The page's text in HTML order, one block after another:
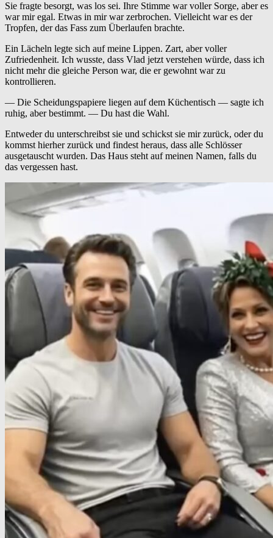
Sie fragte besorgt, was los sei. Ihre Stimme war voller Sorge, aber es
war mir egal. Etwas in mir war zerbrochen. Vielleicht war es der
Tropfen, der das Fass zum Überlaufen brachte.
Ein Lächeln legte sich auf meine Lippen. Zart, aber voller
Zufriedenheit. Ich wusste, dass Vlad jetzt verstehen würde, dass ich
nicht mehr die gleiche Person war, die er gewohnt war zu
kontrollieren.
— Die Scheidungspapiere liegen auf dem Küchentisch — sagte ich
ruhig, aber bestimmt. — Du hast die Wahl.
Entweder du unterschreibst sie und schickst sie mir zurück, oder du
kommst hierher zurück und findest heraus, dass alle Schlösser
ausgetauscht wurden. Das Haus steht auf meinen Namen, falls du
das vergessen hast.